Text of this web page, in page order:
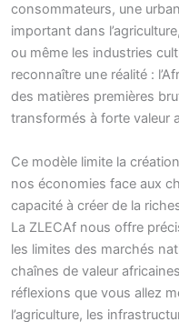
consommateurs, une
important dans
ou même les industries
reconnaître une réalité :
des matières premières
transformés à forte valeur
Ce modèle limite la
nos économies face aux
capacité à créer de la
La ZLECAf nous offre
les limites des marchés
chaînes de valeur
réflexions que vous allez
l’agriculture, les